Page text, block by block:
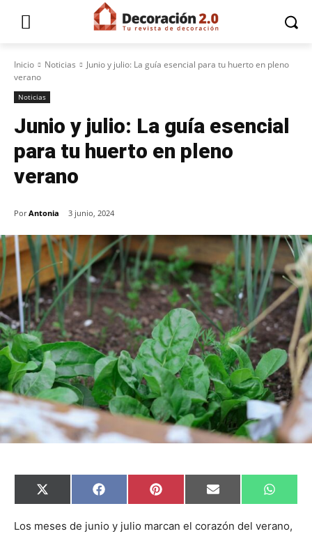
Inicio Noticias
Junio y julio: La guía esencial para tu huerto en pleno
verano
Noticias
Junio y julio: La guía esencial
para tu huerto en pleno
verano
Por Antonia 3 junio, 2024
C
o
p
X
(
w
C
o
p
F
a
e
C
o
p
P
i
t
C
o
p
E
m
i
C
o
p
W
h
t
Los meses de junio y julio marcan el corazón del verano,